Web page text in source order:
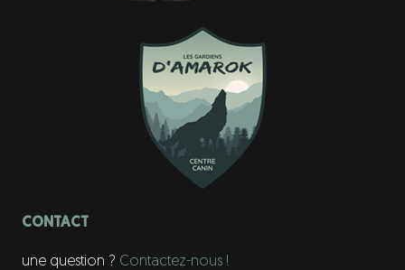
CONTACT
une question ? Contactez-nous !